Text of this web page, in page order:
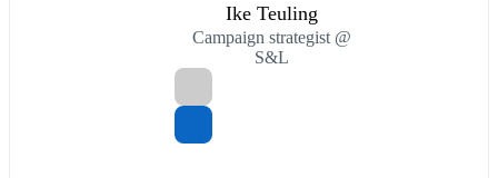
Ike Teuling
Campaign strategist @
S&L